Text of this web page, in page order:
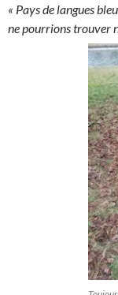
« Pays de langues
ne pourrions trouver